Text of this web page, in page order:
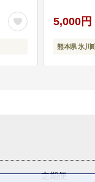
5,000円
熊本県 氷川町
定期便